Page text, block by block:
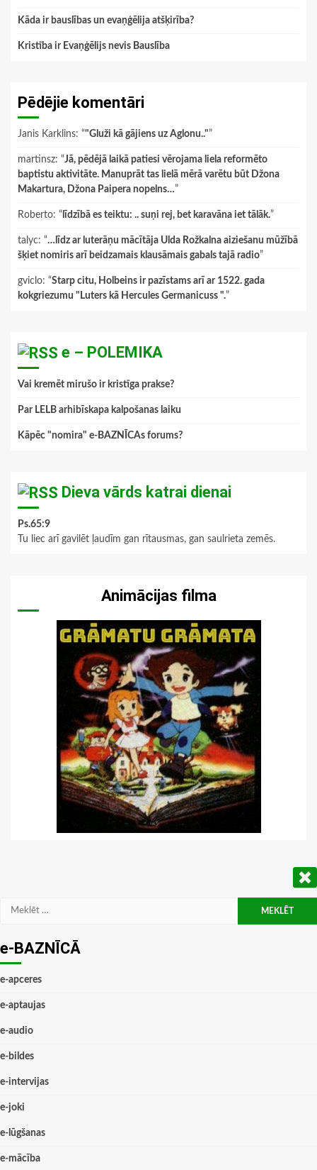
Kāda ir bauslības un evaņģēlija atšķirība?
Kristība ir Evaņģēlijs nevis Bauslība
Pēdējie komentāri
Janis Karklins: “"Gluži kā gājiens uz Aglonu.."”
martinsz: “Jā, pēdējā laikā patiesi vērojama liela reformēto
baptistu aktivitāte. Manuprāt tas lielā mērā varētu būt Džona
Makartura, Džona Paipera nopelns…”
Roberto: “ līdzībā es teiktu: .. suņi rej, bet karavāna iet tālāk.”
talyc: “…līdz ar luterāņu mācītāja Ulda Rožkalna aiziešanu mūžībā
šķiet nomiris arī beidzamais klausāmais gabals tajā radio”
gviclo: “Starp citu, Holbeins ir pazīstams arī ar 1522. gada
kokgriezumu "Luters kā Hercules Germanicuss ".”
e – POLEMIKA
Vai kremēt mirušo ir kristīga prakse?
Par LELB arhibīskapa kalpošanas laiku
Kāpēc "nomira" e-BAZNĪCAs forums?
Dieva vārds katrai dienai
Ps.65:9
Tu liec arī gavilēt ļaudīm gan rītausmas, gan saulrieta zemēs.
Animācijas filma
Meklēt:
e-BAZNĪCĀ
e-apceres
e-aptaujas
e-audio
e-bildes
e-intervijas
e-joki
e-lūgšanas
e-mācība